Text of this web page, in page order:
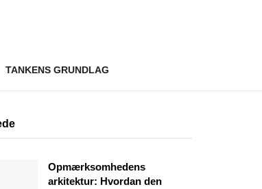
TANKENS GRUNDLAG
Opmærksomhedens
arkitektur: Hvordan den